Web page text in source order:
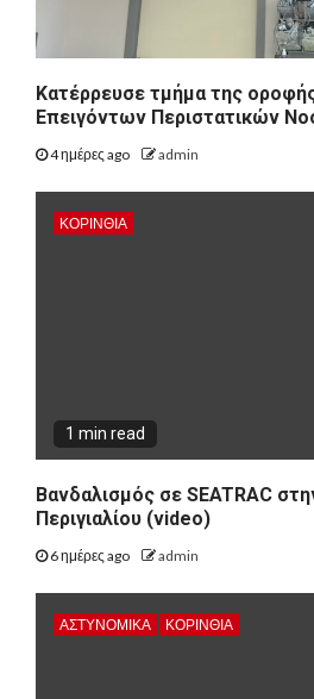
Kατέρρευσε τμήμα της
Επειγόντων Περιστατικών
4 ημέρες ago admin
ΚΟΡΙΝΘΊΑ
1 min read
Βανδαλισμός σε SEATRAC
Περιγιαλίου (video)
6 ημέρες ago admin
ΑΣΤΥΝΟΜΙΚΑ ΚΟΡΙΝΘΊΑ